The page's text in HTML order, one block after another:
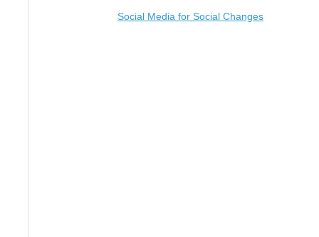
Social Media for Social Changes